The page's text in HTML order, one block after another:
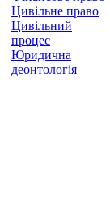
Цивільне право
Цивільний
процес
Юридична
деонтологія